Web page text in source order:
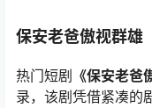
保安老爸傲视群雄
热门短剧 《保安老爸
录，该剧凭借紧凑的